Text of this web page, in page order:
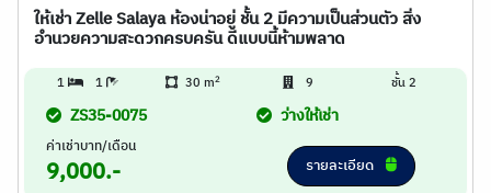
ให้เช่า Zelle Salaya ห้องน่าอยู่ ชั้น 2 มีความเป็นส่วนตัว สิ่ง
อำนวยความสะดวกครบครัน ดีแบบนี้ห้ามพลาด
1 1 30 m2 9 ชั้น 2
ZS35-0075 ว่างให้เช่า
ค่าเช่าบาท/เดือน
9,000.- รายละเอียด